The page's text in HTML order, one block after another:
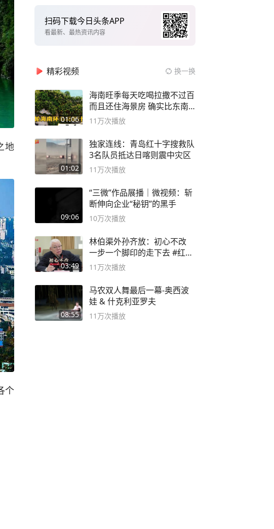
地
个
扫码下载今日头条APP
看最新、最热资讯内容
精彩视频 换一换
01:06
海南旺季每天吃喝拉撒不过百
而且还住海景房 确实比东南
亚合适
11万次播放
01:02
独家连线：青岛红十字搜救队
3名队员抵达日喀则震中灾区
11万次播放
09:06
“三微”作品展播｜微视频：斩
断伸向企业“秘钥”的黑手
10万次播放
03:49
林伯渠外孙齐放：初心不改
一步一个脚印的走下去 #红船
论坛
11万次播放
08:55
马农双人舞最后一幕-奥西波
娃 & 什克利亚罗夫
11万次播放